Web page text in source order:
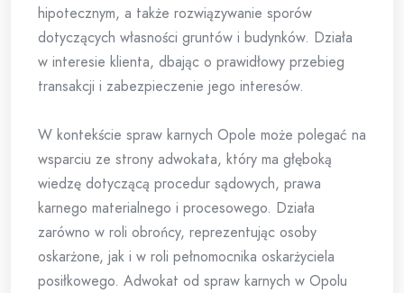
hipotecznym, a także rozwiązywanie sporów
dotyczących własności gruntów i budynków. Działa
w interesie klienta, dbając o prawidłowy przebieg
transakcji i zabezpieczenie jego interesów.
W kontekście spraw karnych Opole może polegać na
wsparciu ze strony adwokata, który ma głęboką
wiedzę dotyczącą procedur sądowych, prawa
karnego materialnego i procesowego. Działa
zarówno w roli obrońcy, reprezentując osoby
oskarżone, jak i w roli pełnomocnika oskarżyciela
posiłkowego. Adwokat od spraw karnych w Opolu